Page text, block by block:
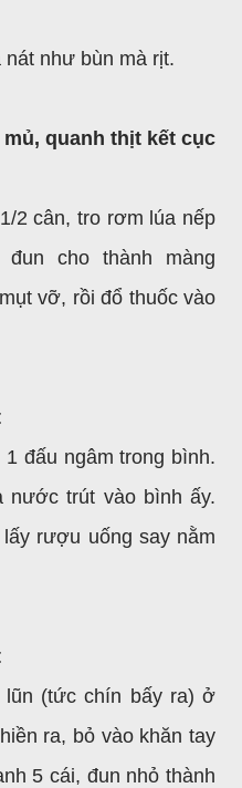
như bùn mà rịt.
quanh thịt kết cục
2 cân, tro rơm lúa nếp
cho thành màng
vỡ, rồi đổ thuốc vào
đấu ngâm trong bình.
nước trút vào bình ấy.
rượu uống say nằm
lũn (tức chín bấy ra) ở
ra, bỏ vào khăn tay
5 cái, đun nhỏ thành